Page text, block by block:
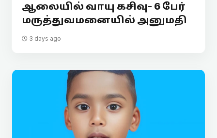
ஆலையில் வாயு கசிவு- 6 பேர்
மருத்துவமனையில் அனுமதி
3 days ago